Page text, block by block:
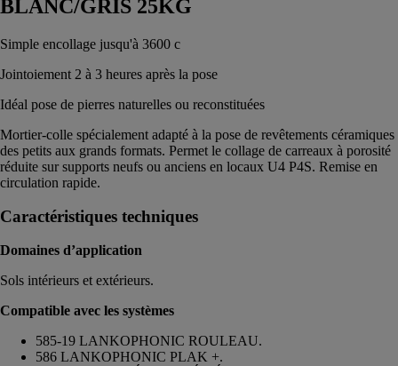
BLANC/GRIS 25KG
Simple encollage jusqu'à 3600 c
Jointoiement 2 à 3 heures après la pose
Idéal pose de pierres naturelles ou reconstituées
Mortier-colle spécialement adapté à la pose de revêtements céramiques
des petits aux grands formats. Permet le collage de carreaux à porosité
réduite sur supports neufs ou anciens en locaux U4 P4S. Remise en
circulation rapide.
Caractéristiques techniques
Domaines d’application
Sols intérieurs et extérieurs.
Compatible avec les systèmes
585-19 LANKOPHONIC ROULEAU.
586 LANKOPHONIC PLAK +.